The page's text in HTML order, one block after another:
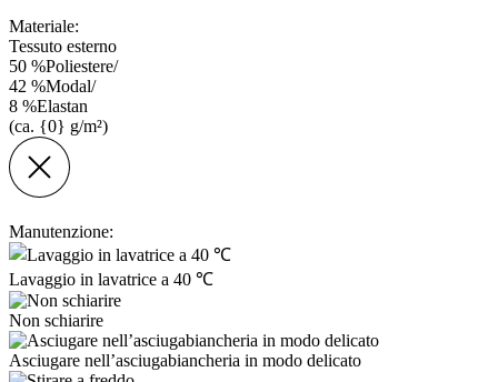
Materiale:
Tessuto esterno
50 %Poliestere/
42 %Modal/
8 %Elastan
(ca. {0} g/m²)
Manutenzione:
Lavaggio in lavatrice a 40 ℃
Non schiarire
Asciugare nell’asciugabiancheria in modo delicato